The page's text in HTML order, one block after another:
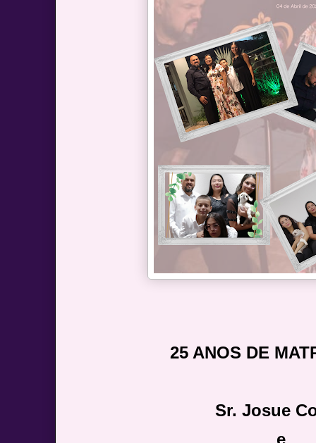
25 ANOS DE
Sr. Josue